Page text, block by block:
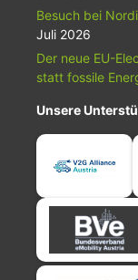
Besuch bei
Juli 2026
Der neue EU-
statt fossile
Unsere